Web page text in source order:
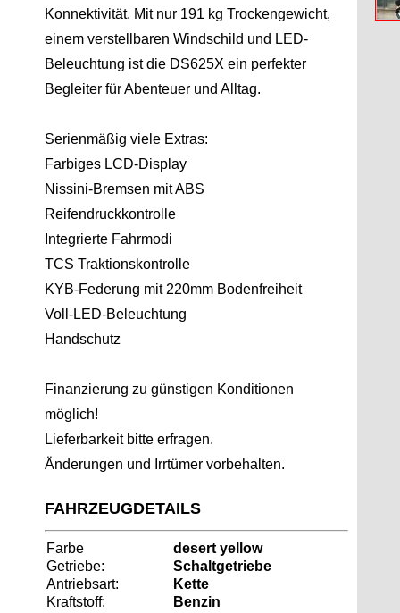
Konnektivität. Mit nur 191 kg Trockengewicht,
einem verstellbaren Windschild und LED-
Beleuchtung ist die DS625X ein perfekter
Begleiter für Abenteuer und Alltag.
Serienmäßig viele Extras:
Farbiges LCD-Display
Nissini-Bremsen mit ABS
Reifendruckkontrolle
Integrierte Fahrmodi
TCS Traktionskontrolle
KYB-Federung mit 220mm Bodenfreiheit
Voll-LED-Beleuchtung
Handschutz
Finanzierung zu günstigen Konditionen
möglich!
Lieferbarkeit bitte erfragen.
Änderungen und Irrtümer vorbehalten.
FAHRZEUGDETAILS
Farbe
desert yellow
Getriebe:
Schaltgetriebe
Antriebsart:
Kette
Kraftstoff:
Benzin